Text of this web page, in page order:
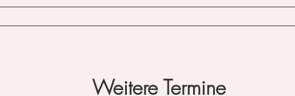
Weitere Termine